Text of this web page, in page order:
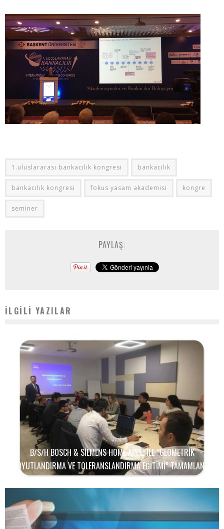
1.uluslararası bankacılık kongresi bankacılık
bankacılık kongresi fokus yasam akademisi kongre
seminer
PAYLAŞ:
İLGILI YAZILAR
B/S/H BOSCH & SIEMENS HOME APPL. ILE “GEOMETRIK
BOYUTLANDIRMA VE TOLERANSLANDIRMA EĞITIMI” TAMAMLANDI